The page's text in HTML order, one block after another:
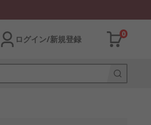
ログイン/新規登録
0